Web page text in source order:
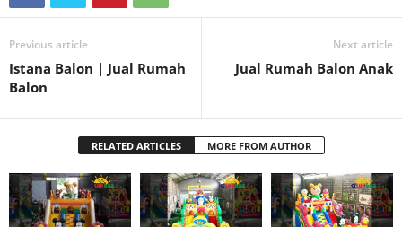
Previous article
Istana Balon | Jual Rumah
Balon
Next article
Jual Rumah Balon Anak
RELATED ARTICLES MORE FROM AUTHOR